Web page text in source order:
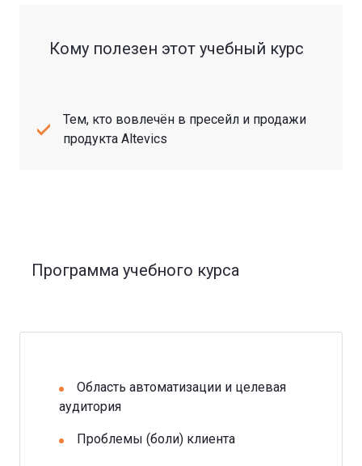
Кому полезен этот учебный курс
Тем, кто вовлечён в пресейл и продажи
продукта Altevics
Программа учебного курса
Область автоматизации и целевая
аудитория
Проблемы (боли) клиента